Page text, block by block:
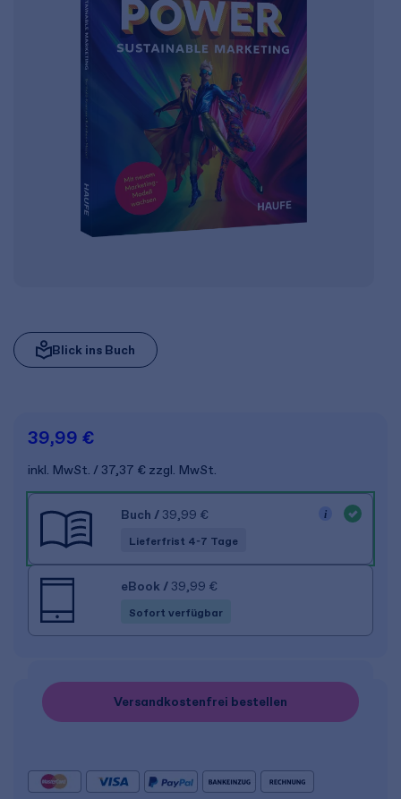
Blick ins Buch
39,99 €
inkl. MwSt. 37,37 € zzgl. MwSt.
Buch / 39,99 €
Lieferfrist 4-7 Tage
eBook / 39,99 €
Sofort verfügbar
Versandkostenfrei bestellen